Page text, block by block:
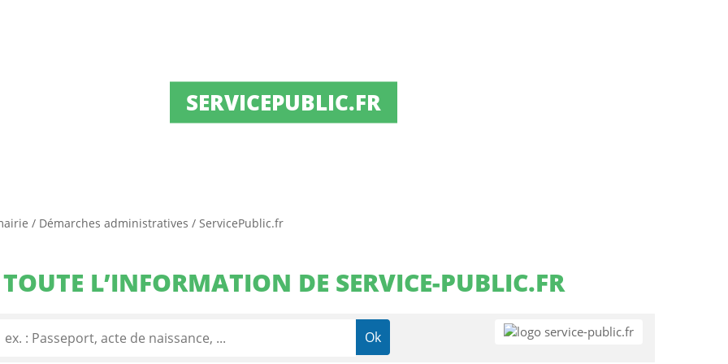
SERVICEPUBLIC.FR
/ Démarches administratives / ServicePublic.fr
TOUTE L’INFORMATION DE SERVICE-PUBLIC.FR